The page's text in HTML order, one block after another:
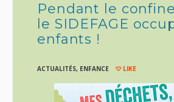
Pendant le
le SIDEFAGE
enfants !
ACTUALITÉS, ENFANCE LIKE